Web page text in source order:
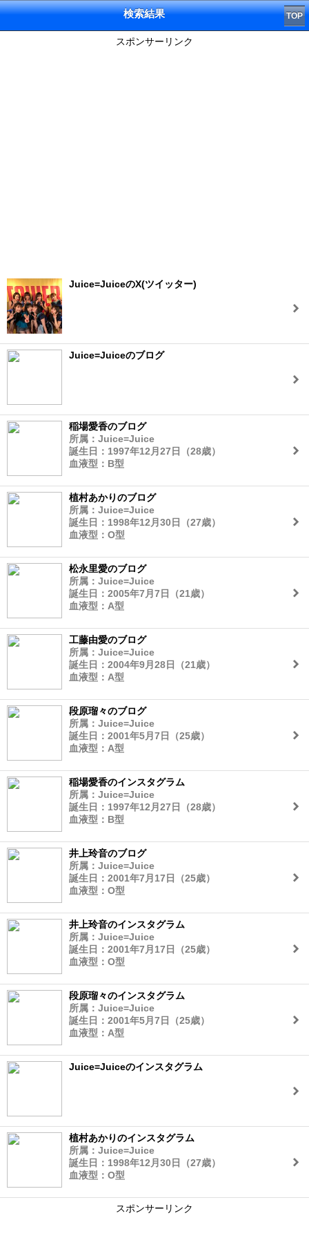
検索結果 TOP
スポンサーリンク
Juice=JuiceのX(ツイッター)
Juice=Juiceのブログ
稲場愛香のブログ
所属：Juice=Juice
誕生日：1997年12月27日（28歳）
血液型：B型
植村あかりのブログ
所属：Juice=Juice
誕生日：1998年12月30日（27歳）
血液型：O型
松永里愛のブログ
所属：Juice=Juice
誕生日：2005年7月7日（21歳）
血液型：A型
工藤由愛のブログ
所属：Juice=Juice
誕生日：2004年9月28日（21歳）
血液型：A型
段原瑠々のブログ
所属：Juice=Juice
誕生日：2001年5月7日（25歳）
血液型：A型
稲場愛香のインスタグラム
所属：Juice=Juice
誕生日：1997年12月27日（28歳）
血液型：B型
井上玲音のブログ
所属：Juice=Juice
誕生日：2001年7月17日（25歳）
血液型：O型
井上玲音のインスタグラム
所属：Juice=Juice
誕生日：2001年7月17日（25歳）
血液型：O型
段原瑠々のインスタグラム
所属：Juice=Juice
誕生日：2001年5月7日（25歳）
血液型：A型
Juice=Juiceのインスタグラム
植村あかりのインスタグラム
所属：Juice=Juice
誕生日：1998年12月30日（27歳）
血液型：O型
スポンサーリンク